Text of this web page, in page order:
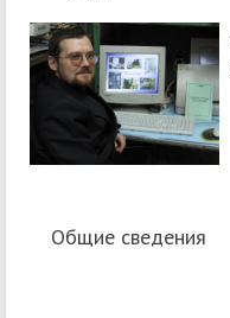
Общие сведения